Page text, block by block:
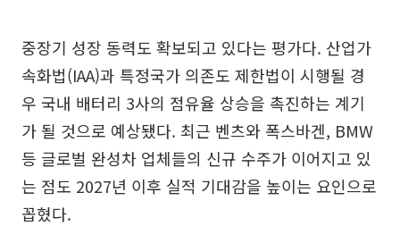
중장기 성장 동력도 확보되고 있다는 평가다. 산업가
속화법(IAA)과 특정국가 의존도 제한법이 시행될 경
우 국내 배터리 3사의 점유율 상승을 촉진하는 계기
가 될 것으로 예상됐다. 최근 벤츠와 폭스바겐, BMW
등 글로벌 완성차 업체들의 신규 수주가 이어지고 있
는 점도 2027년 이후 실적 기대감을 높이는 요인으로
꼽혔다.